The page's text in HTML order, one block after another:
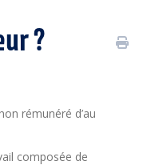
?
rémunéré d’au
composée de